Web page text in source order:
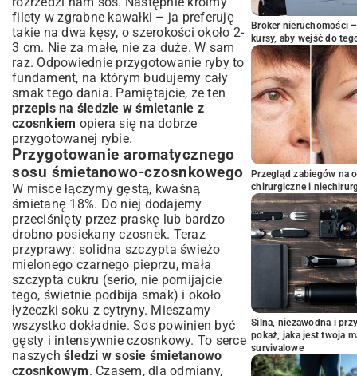
filety w zgrabne kawałki – ja preferuję
takie na dwa kęsy, o szerokości około 2-
3 cm. Nie za małe, nie za duże. W sam
raz. Odpowiednie przygotowanie ryby to
fundament, na którym budujemy cały
smak tego dania. Pamiętajcie, że ten
przepis na śledzie w śmietanie z
czosnkiem opiera się na dobrze
przygotowanej rybie.
Przygotowanie aromatycznego
sosu śmietanowo-czosnkowego
W misce łączymy gęstą, kwaśną
śmietanę 18%. Do niej dodajemy
przeciśnięty przez praskę lub bardzo
drobno posiekany czosnek. Teraz
przyprawy: solidna szczypta świeżo
mielonego czarnego pieprzu, mała
szczypta cukru (serio, nie pomijajcie
tego, świetnie podbija smak) i około
łyżeczki soku z cytryny. Mieszamy
wszystko dokładnie. Sos powinien być
gęsty i intensywnie czosnkowy. To serce
naszych śledzi w sosie śmietanowo
czosnkowym. Czasem, dla odmiany,
Broker nieruchomości
kursy, aby wejść do
Przegląd zabiegów na
chirurgiczne i
Silna, niezawodna i
pokaż, jaka jest twoja
survivalowe